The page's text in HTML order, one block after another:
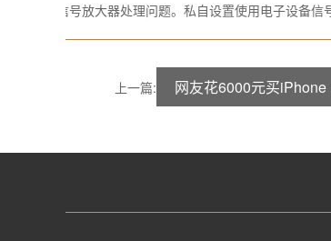
信号放大器处理问题。私自设置使用电子设备
上一篇: 网友花6000元买